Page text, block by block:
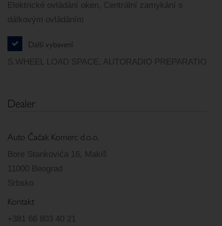
Elektrické ovládání oken, Centrální zamykání s
dálkovým ovládáním
Další vybavení
S.WHEEL LOAD SPACE, AUTORADIO PREPARATIO
Dealer
Auto Čačak Komerc d.o.o.
Bore Stankovića 16, Makiš
11000 Beograd
Srbsko
Kontakt
+381 66 803 40 21